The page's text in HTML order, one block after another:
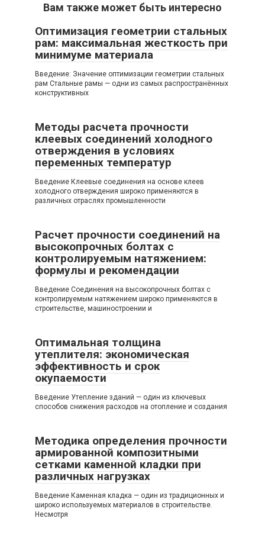
Вам также может быть интересно
Оптимизация геометрии стальных
рам: максимальная жесткость при
минимуме материала
Введение: Значение оптимизации геометрии стальных
рам Стальные рамы — одни из самых распространённых
конструктивных
Методы расчета прочности
клеевых соединений холодного
отверждения в условиях
переменных температур
Введение Клеевые соединения на основе клеев
холодного отверждения широко применяются в
различных отраслях промышленности
Расчет прочности соединений на
высокопрочных болтах с
контролируемым натяжением:
формулы и рекомендации
Введение Соединения на высокопрочных болтах с
контролируемым натяжением широко применяются в
строительстве, машиностроении и
Оптимальная толщина
утеплителя: экономическая
эффективность и срок
окупаемости
Введение Утепление зданий — один из ключевых
способов снижения расходов на отопление и создания
Методика определения прочности
армированной композитными
сетками каменной кладки при
различных нагрузках
Введение Каменная кладка — один из традиционных и
широко используемых материалов в строительстве.
Несмотря